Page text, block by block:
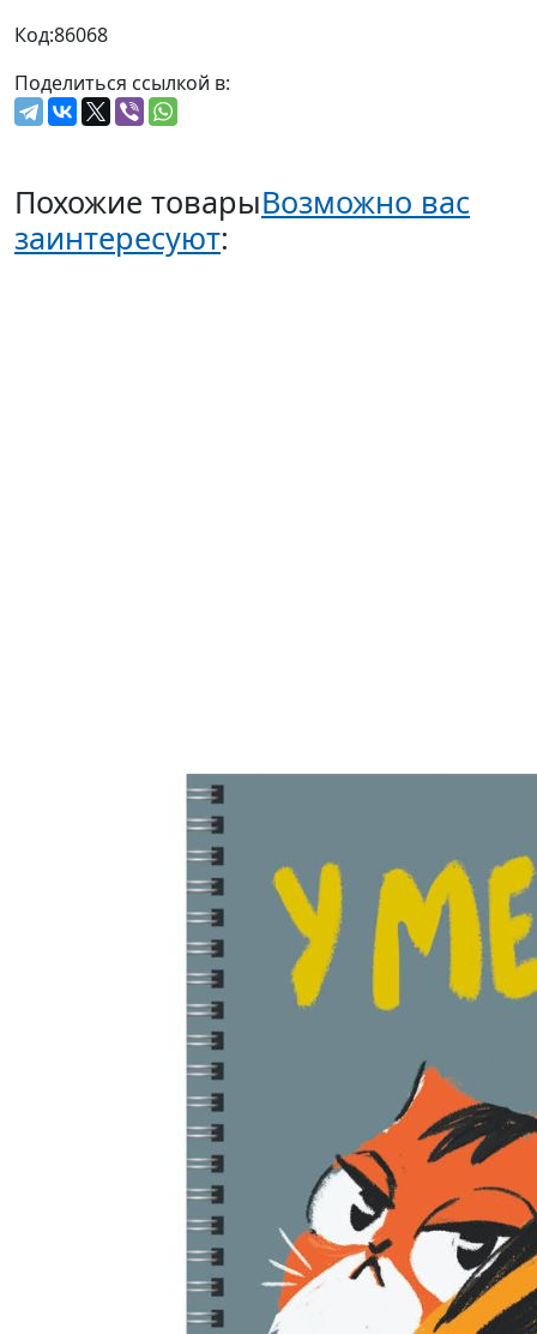
Код:86068
Поделиться ссылкой в:
Похожие товарыВозможно вас
заинтересуют: